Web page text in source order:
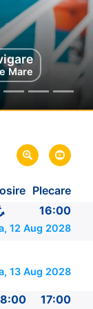
Mare
Plecare
16:00
12 Aug 2028
13 Aug 2028
17:00